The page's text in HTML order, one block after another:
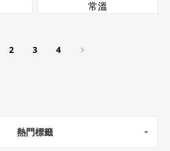
常溫
2 3 4
熱門標籤